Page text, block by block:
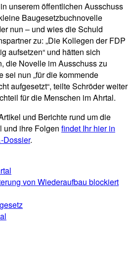
unserem öffentlichen Ausschuss
Baugesetzbuchnovelle
nun – und wies die Schuld
zu: „Die Kollegen der FDP
aufsetzen“ und hätten sich
die Novelle im Ausschuss zu
nun „für die kommende
aufgesetzt“, teilte Schröder weiter
für die Menschen im Ahrtal.
und Berichte rund um die
und ihre Folgen findet Ihr hier in
Dossier.
von Wiederaufbau blockiert